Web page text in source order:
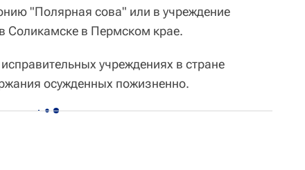
"Полярная сова" или в учреждение
Соликамске в Пермском крае.
учреждениях в стране
осужденных пожизненно.